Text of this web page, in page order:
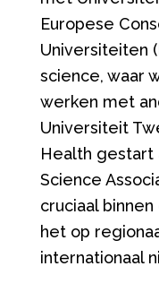
Europese
Universiteiten
science, waar
werken met
Universiteit
Health gestart
Science
cruciaal
het op
internationaal